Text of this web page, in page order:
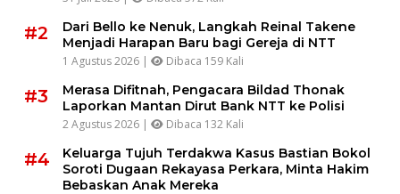
#2
Dari Bello ke Nenuk, Langkah Reinal Takene
Menjadi Harapan Baru bagi Gereja di NTT
1 Agustus 2026 | Dibaca 159 Kali
#3
Merasa Difitnah, Pengacara Bildad Thonak
Laporkan Mantan Dirut Bank NTT ke Polisi
2 Agustus 2026 | Dibaca 132 Kali
#4
Keluarga Tujuh Terdakwa Kasus Bastian Bokol
Soroti Dugaan Rekayasa Perkara, Minta Hakim
Bebaskan Anak Mereka